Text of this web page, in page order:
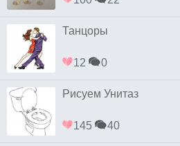
Танцоры
12 0
Рисуем Унитаз
145 40